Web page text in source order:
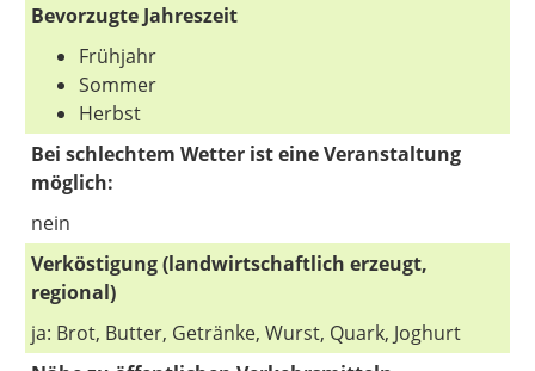
Bevorzugte Jahreszeit
Frühjahr
Sommer
Herbst
Bei schlechtem Wetter ist eine Veranstaltung
möglich:
nein
Verköstigung (landwirtschaftlich erzeugt,
regional)
ja: Brot, Butter, Getränke, Wurst, Quark, Joghurt